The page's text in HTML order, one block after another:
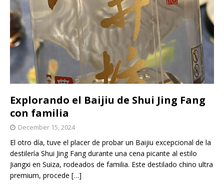
Explorando el Baijiu de Shui Jing Fang
con familia
December 15, 2024
El otro día, tuve el placer de probar un Baijiu excepcional de la
destilería Shui Jing Fang durante una cena picante al estilo
Jiangxi en Suiza, rodeados de familia. Este destilado chino ultra
premium, procede […]